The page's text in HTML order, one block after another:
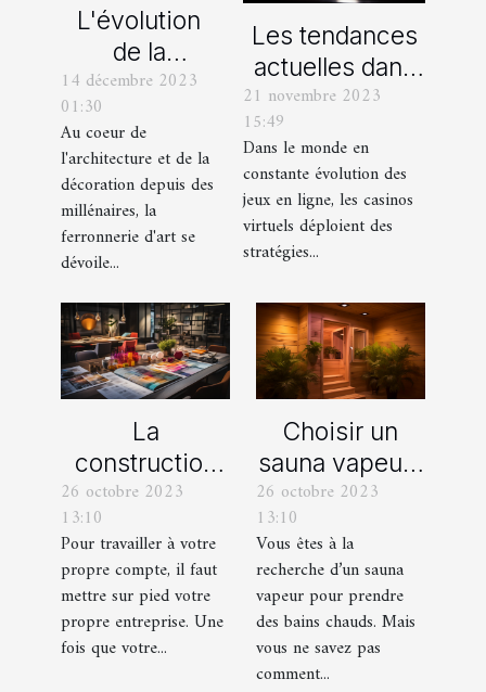
L'évolution
de la
ferronnerie
d'art à travers
les siècles
14 décembre 2023
01:30
Au coeur de
l'architecture et de la
décoration depuis des
millénaires, la
ferronnerie d'art se
dévoile...
Les tendances
actuelles dans
les offres
promotionnelles
des casinos en
ligne
21 novembre 2023
15:49
Dans le monde en
constante évolution des
jeux en ligne, les casinos
virtuels déploient des
stratégies...
La
construction
d’une identité
d’entreprise :
que faut-il en
savoir ?
26 octobre 2023
13:10
Pour travailler à votre
propre compte, il faut
mettre sur pied votre
propre entreprise. Une
fois que votre...
Choisir un
sauna vapeur :
comment s’y
prendre ?
26 octobre 2023
13:10
Vous êtes à la
recherche d’un sauna
vapeur pour prendre
des bains chauds. Mais
vous ne savez pas
comment...